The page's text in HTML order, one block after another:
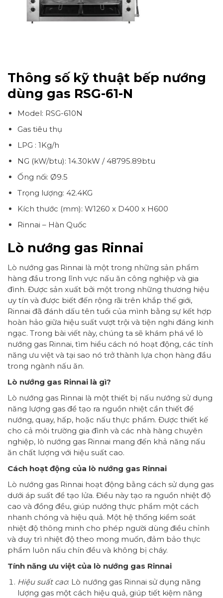
Thông số kỹ thuật bếp nướng
dùng gas RSG-61-N
Model: RSG-610N
Gas tiêu thụ
LPG : 1Kg/h
NG (kW/btu): 14.30kW / 48795.89btu
Ống nối: Ø9.5
Trọng lượng: 42.4KG
Kích thước (mm): W1260 x D400 x H600
Rinnai – Hàn Quốc
Lò nướng gas Rinnai
Lò nướng gas Rinnai là một trong những sản phẩm
hàng đầu trong lĩnh vực nấu ăn công nghiệp và gia
đình. Được sản xuất bởi một trong những thương hiệu
uy tín và được biết đến rộng rãi trên khắp thế giới,
Rinnai đã đánh dấu tên tuổi của mình bằng sự kết hợp
hoàn hảo giữa hiệu suất vượt trội và tiện nghi đáng kinh
ngạc. Trong bài viết này, chúng ta sẽ khám phá về lò
nướng gas Rinnai, tìm hiểu cách nó hoạt động, các tính
năng ưu việt và tại sao nó trở thành lựa chọn hàng đầu
trong ngành nấu ăn.
Lò nướng gas Rinnai là gì?
Lò nướng gas Rinnai là một thiết bị nấu nướng sử dụng
năng lượng gas để tạo ra nguồn nhiệt cần thiết để
nướng, quay, hấp, hoặc nấu thực phẩm. Được thiết kế
cho cả môi trường gia đình và các nhà hàng chuyên
nghiệp, lò nướng gas Rinnai mang đến khả năng nấu
ăn chất lượng với hiệu suất cao.
Cách hoạt động của lò nướng gas Rinnai
Lò nướng gas Rinnai hoạt động bằng cách sử dụng gas
dưới áp suất để tạo lửa. Điều này tạo ra nguồn nhiệt độ
cao và đồng đều, giúp nướng thực phẩm một cách
nhanh chóng và hiệu quả. Một hệ thống kiểm soát
nhiệt độ thông minh cho phép người dùng điều chỉnh
và duy trì nhiệt độ theo mong muốn, đảm bảo thực
phẩm luôn nấu chín đều và không bị cháy.
Tính năng ưu việt của lò nướng gas Rinnai
Hiệu suất cao: Lò nướng gas Rinnai sử dụng năng
lượng gas một cách hiệu quả, giúp tiết kiệm năng